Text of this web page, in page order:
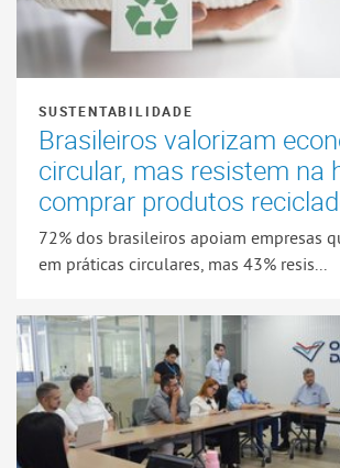
SUSTENTABILIDADE
Brasileiros valorizam
circular, mas resistem na
comprar produtos
72% dos brasileiros apoiam empresas
em práticas circulares, mas 43% resis...